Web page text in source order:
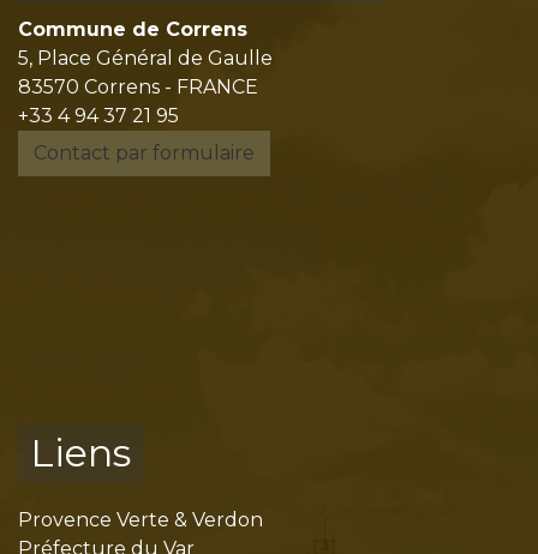
Commune de Correns
5, Place Général de Gaulle
83570 Correns - FRANCE
+33 4 94 37 21 95
Contact par formulaire
Liens
Provence Verte & Verdon
Préfecture du Var